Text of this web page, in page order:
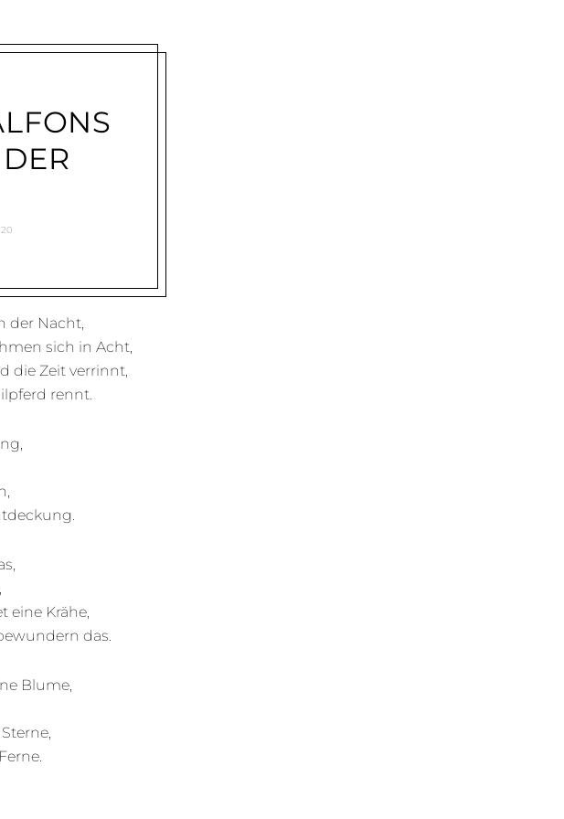
der Nacht,
sich in Acht,
die Zeit verrinnt,
rennt.
eine Krähe,
das.
Blume,